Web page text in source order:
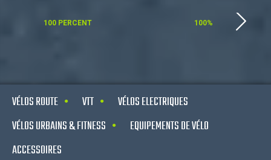
100 PERCENT 100%
VÉLOS ROUTE VTT
VÉLOS ELECTRIQUES
VÉLOS URBAINS & FITNESS
EQUIPEMENTS DE VÉLO
ACCESSOIRES